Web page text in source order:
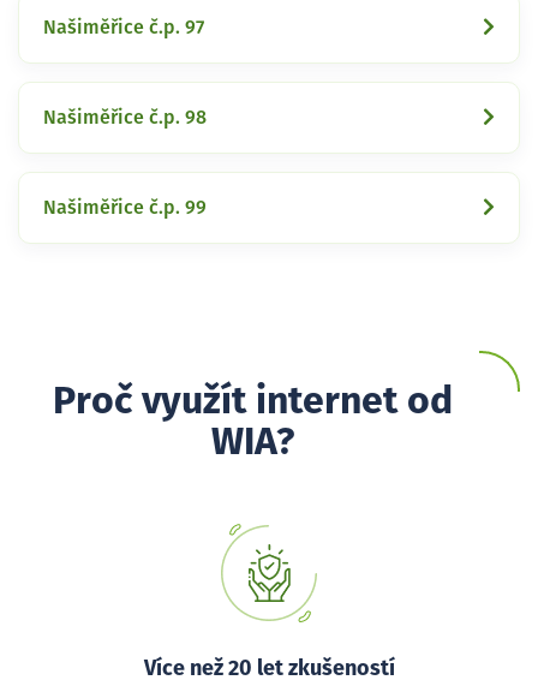
Našiměřice č.p. 97
Našiměřice č.p. 98
Našiměřice č.p. 99
Proč využít internet od
WIA?
Více než 20 let zkušeností